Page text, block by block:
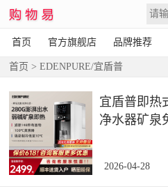
首页 官方旗舰店 品牌推荐
首页 > EDENPURE/宜盾普
宜盾普即热
净水器矿泉
2026-04-28